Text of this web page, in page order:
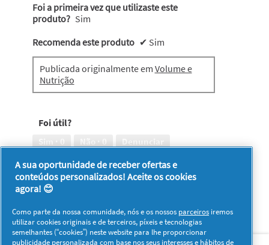
Foi a primeira vez que utilizaste este
produto? Sim
Recomenda este produto ✔ Sim
Publicada originalmente em Volume e
Nutrição
Foi útil?
Sim · 0 Não · 0 Denunciar
1–8 de 152 análises
Anterior
◄
A sua oportunidade de receber ofertas e
conteúdos personalizados! Aceite os cookies
agora! 😊
Como parte da nossa comunidade, nós e os nossos parceiros iremos
utilizar cookies originais e de terceiros, píxeis e tecnologias
semelhantes (“cookies”) neste website para lhe proporcionar
publicidade personalizada com base nos seus interesses e hábitos de